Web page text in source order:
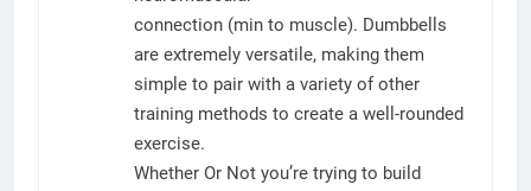
connection (min to muscle). Dumbbells
are extremely versatile, making them
simple to pair with a variety of other
training methods to create a well-rounded
exercise.
Whether Or Not you’re trying to build